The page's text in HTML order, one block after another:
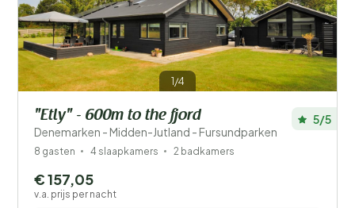
Prijs
Ligging
Kinderen
Type vakantiehuisje
Populaire filters
Voorzieningen
1/4
"Etly" - 600m to the fjord
Denemarken - Midden-Jutland - Fursundparken
5/5
8 gasten 4 slaapkamers 2 badkamers
€ 157,05
v.a. prijs per nacht